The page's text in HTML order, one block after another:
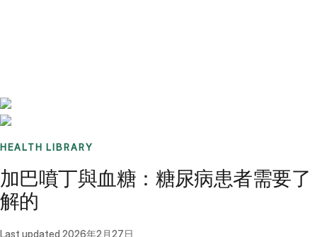
HEALTH LIBRARY
加巴噴丁與血糖：糖尿病患者需要了
解的
Last updated 2026年2月27日